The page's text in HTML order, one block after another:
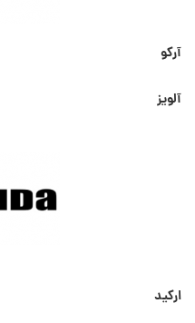
آرکو
آلویز
ارکید